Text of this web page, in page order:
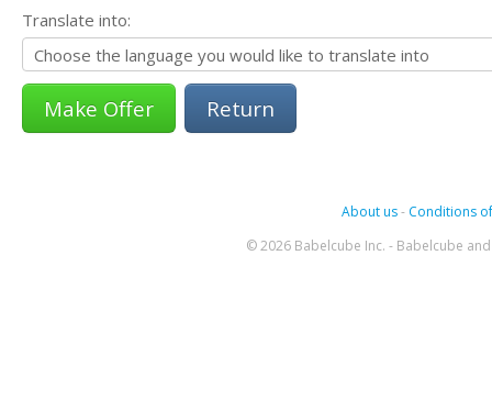
Translate into:
Return
About us- Conditions
© 2026 Babelcube Inc. - Babelcube